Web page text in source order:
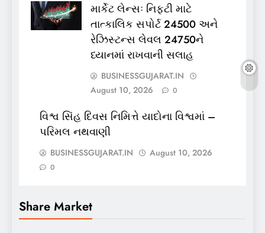
માર્કેટ લેન્સઃ નિફ્ટી માટે
તાત્કાલિક સપોર્ટ 24500 અને
રેઝિસ્ટન્સ લેવલ 24750ને
ધ્યાનમાં રાખવાની સલાહ
BUSINESSGUJARAT.IN
August 10, 2026
0
વિશ્વ સિંહ દિવસ નિમિત્તે યાદોના વિશ્વમાં –
પરિમલ નથવાણી
BUSINESSGUJARAT.IN August 10, 2026
0
Share Market